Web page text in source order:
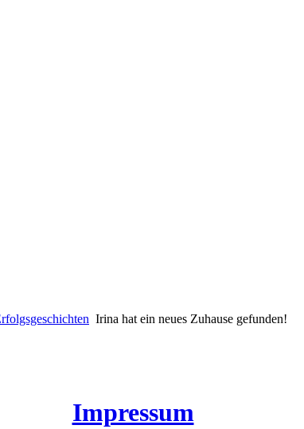
Irina hat ein neues Zuhause gefunden!
Impressum